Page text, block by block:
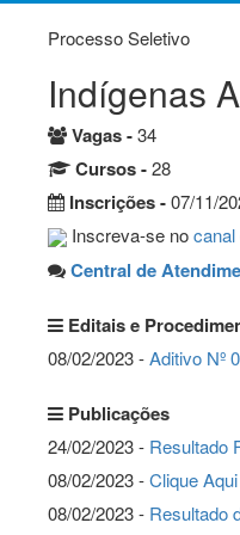
Processo Seletivo
Indígenas
Vagas -34
Cursos -28
Inscrições -07/11/
Inscreva-se nocanal
Central de
Editais e
08/02/2023 -Aditivo Nº
Publicações
24/02/2023 - Resultado
08/02/2023 -Clique
08/02/2023 - Resultado